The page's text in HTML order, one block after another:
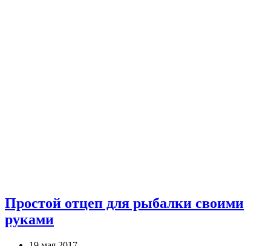
Простой отцеп для рыбалки своими
руками